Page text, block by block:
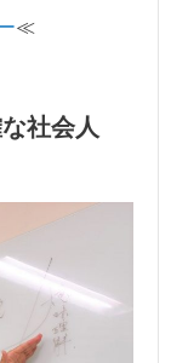
≪
社会人